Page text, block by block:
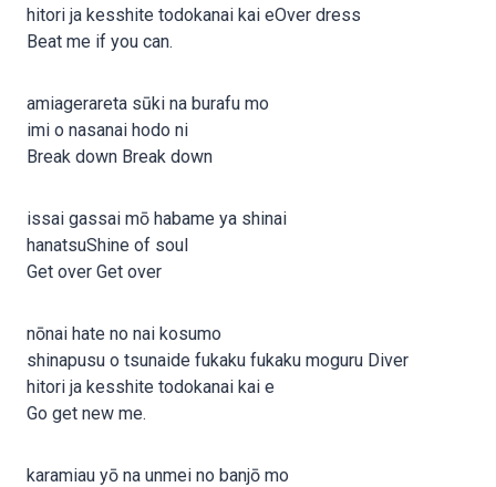
hitori ja kesshite todokanai kai eOver dress
Beat me if you can.
amiagerareta sūki na burafu mo
imi o nasanai hodo ni
Break down Break down
issai gassai mō habame ya shinai
hanatsuShine of soul
Get over Get over
nōnai hate no nai kosumo
shinapusu o tsunaide fukaku fukaku moguru Diver
hitori ja kesshite todokanai kai e
Go get new me.
karamiau yō na unmei no banjō mo